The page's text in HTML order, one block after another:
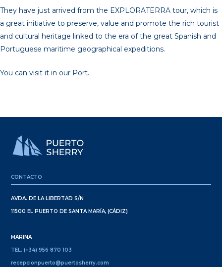
They have just arrived from the EXPLORATERRA tour, which is
a great initiative to preserve, value and promote the rich tourist
and cultural heritage linked to the era of the great Spanish and
Portuguese maritime geographical expeditions.
You can visit it in our Port.
CONTACTO
AVDA. DE LA LIBERTAD S/N
11500 EL PUERTO DE SANTA MARÍA, (CÁDIZ)
MARINA
TEL. (+34) 956 870 103
recepcionpuerto@puertosherry.com